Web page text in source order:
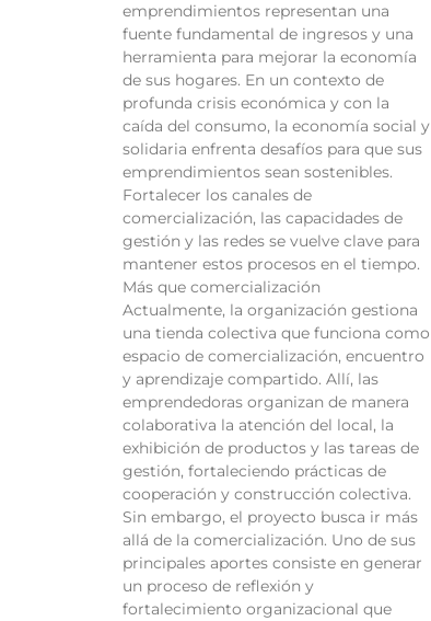
emprendimientos representan una
fuente fundamental de ingresos y una
herramienta para mejorar la economía
de sus hogares. En un contexto de
profunda crisis económica y con la
caída del consumo, la economía social y
solidaria enfrenta desafíos para que sus
emprendimientos sean sostenibles.
Fortalecer los canales de
comercialización, las capacidades de
gestión y las redes se vuelve clave para
mantener estos procesos en el tiempo.
Más que comercialización
Actualmente, la organización gestiona
una tienda colectiva que funciona como
espacio de comercialización, encuentro
y aprendizaje compartido. Allí, las
emprendedoras organizan de manera
colaborativa la atención del local, la
exhibición de productos y las tareas de
gestión, fortaleciendo prácticas de
cooperación y construcción colectiva.
Sin embargo, el proyecto busca ir más
allá de la comercialización. Uno de sus
principales aportes consiste en generar
un proceso de reflexión y
fortalecimiento organizacional que